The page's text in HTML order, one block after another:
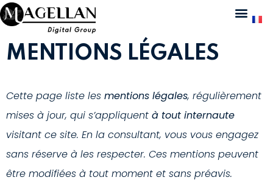
MENTIONS LÉGALES
Cette page liste les mentions légales, régulièrement
mises à jour, qui s’appliquent à tout internaute
visitant ce site. En la consultant, vous vous engagez
sans réserve à les respecter. Ces mentions peuvent
être modifiées à tout moment et sans préavis.